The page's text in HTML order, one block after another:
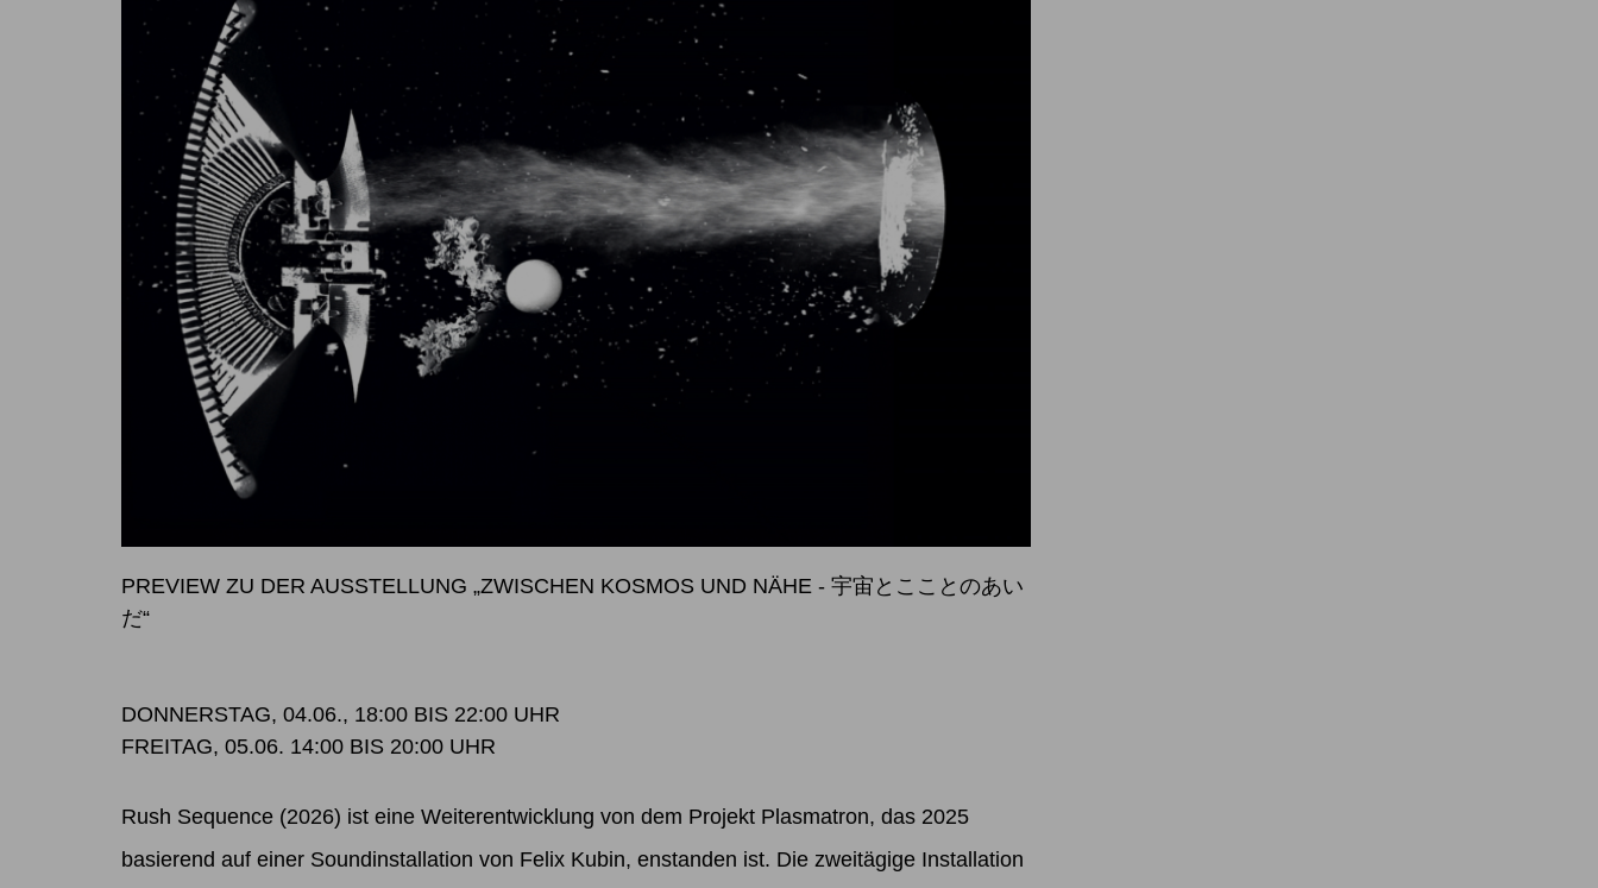
PREVIEW ZU DER AUSSTELLUNG „ZWISCHEN KOSMOS UND NÄHE - 宇宙とこことのあい
だ“
DONNERSTAG, 04.06., 18:00 BIS 22:00 UHR
FREITAG, 05.06. 14:00 BIS 20:00 UHR
Rush Sequence (2026) ist eine Weiterentwicklung von dem Projekt Plasmatron, das 2025
basierend auf einer Soundinstallation von Felix Kubin, enstanden ist. Die zweitägige Installation